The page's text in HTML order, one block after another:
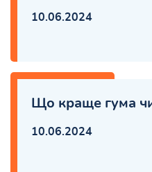
10.06.2024
Що краще гума
10.06.2024